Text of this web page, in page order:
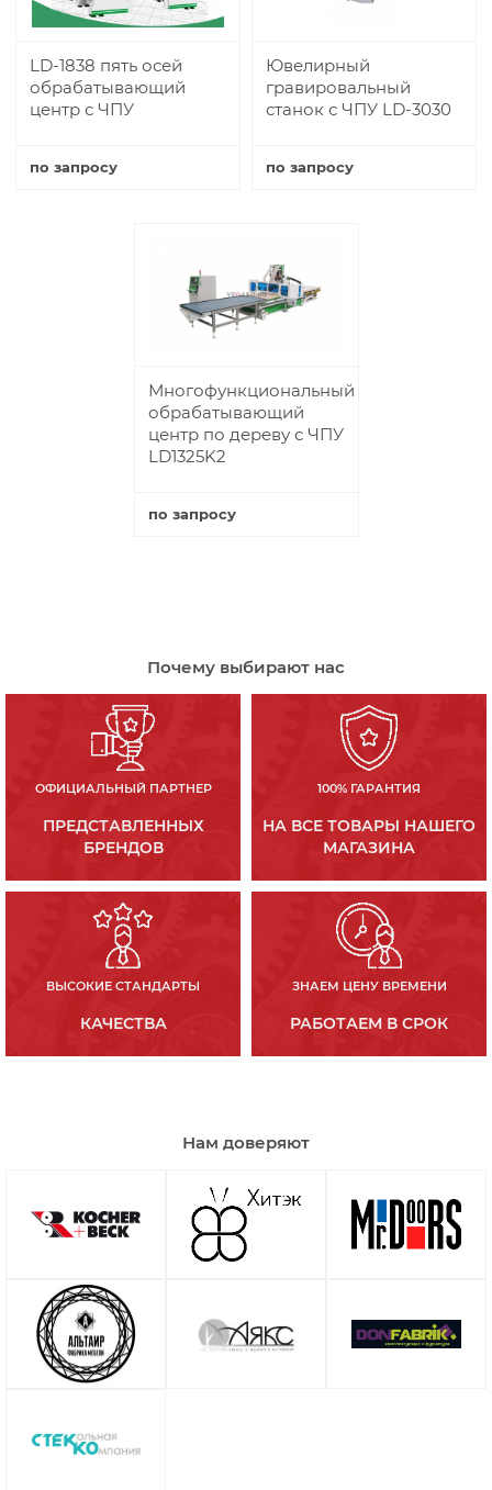
LD-1838 пять осей
обрабатывающий
центр с ЧПУ
по запросу
Ювелирный
гравировальный
станок с ЧПУ LD-3030
по запросу
Многофункциональный
обрабатывающий
центр по дереву с ЧПУ
LD1325K2
по запросу
Почему выбирают нас
ОФИЦИАЛЬНЫЙ ПАРТНЕР
ПРЕДСТАВЛЕННЫХ
БРЕНДОВ
100% ГАРАНТИЯ
НА ВСЕ ТОВАРЫ НАШЕГО
МАГАЗИНА
ВЫСОКИЕ СТАНДАРТЫ
КАЧЕСТВА
ЗНАЕМ ЦЕНУ ВРЕМЕНИ
РАБОТАЕМ В СРОК
Нам доверяют